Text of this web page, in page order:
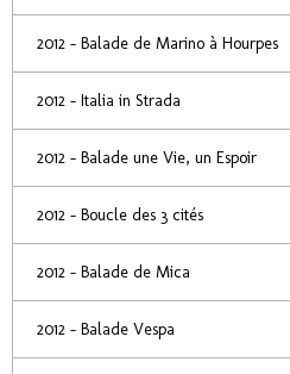
2012 - Balade de Marino à Hourpes
2012 - Italia in Strada
2012 - Balade une Vie, un Espoir
2012 - Boucle des 3 cités
2012 - Balade de Mica
2012 - Balade Vespa